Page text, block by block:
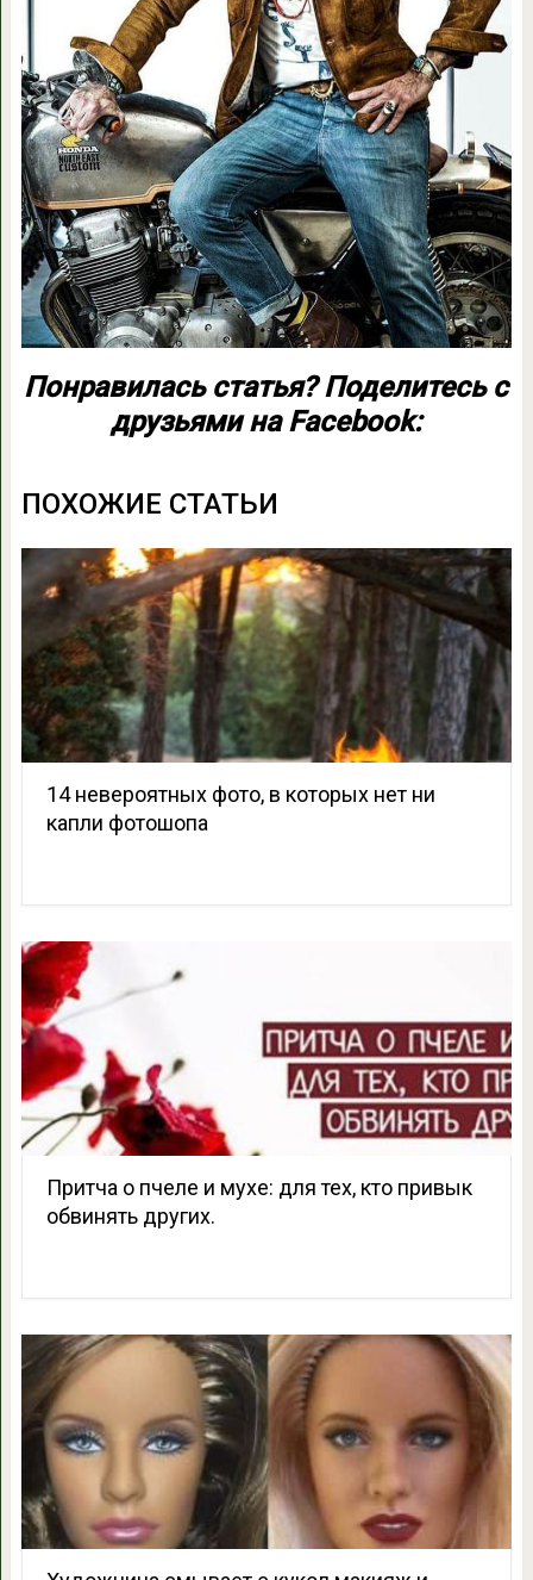
Понравилась статья? Поделитесь с
друзьями на Facebook:
ПОХОЖИЕ СТАТЬИ
14 невероятных фото, в которых нет ни
капли фотошопа
Притча о пчеле и мухе: для тех, кто привык
обвинять других.